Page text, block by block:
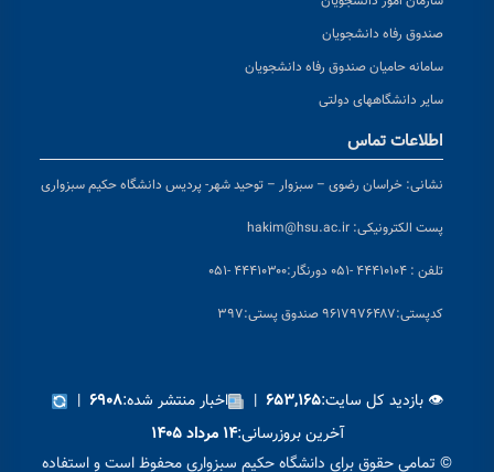
صندوق رفاه دانشجویان
سامانه حامیان صندوق رفاه دانشجویان
سایر دانشگاههای دولتی
اطلاعات تماس
نشانی: خراسان رضوی – سبزوار – توحید شهر- پردیس دانشگاه حکیم سبزواری
پست الکترونیکی: hakim@hsu.ac.ir
تلفن : ۴۴۴۱۰۱۰۴ -۰۵۱ دورنگار:۴۴۴۱۰۳۰۰ -۰۵۱
کدپستی:۹۶۱۷۹۷۶۴۸۷ صندوق پستی:۳۹۷
👁 بازدید کل سایت:۶۵۳,۱۶۵ | اخبار منتشر شده:۶۹۰۸ |
آخرین بروزرسانی:۱۴ مرداد ۱۴۰۵
© تمامی حقوق برای دانشگاه حکیم سبزواری محفوظ است و استفاده